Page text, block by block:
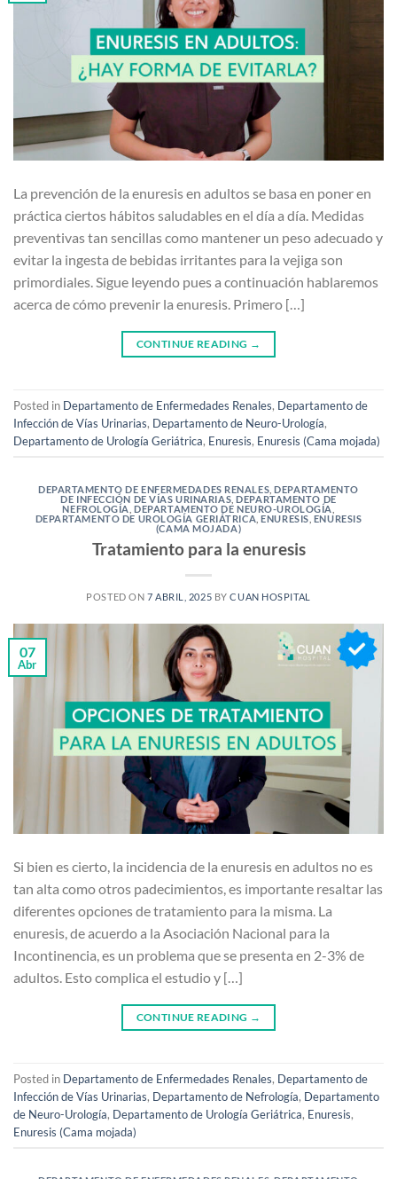
La prevención de la enuresis en adultos se basa en poner en
práctica ciertos hábitos saludables en el día a día. Medidas
preventivas tan sencillas como mantener un peso adecuado y
evitar la ingesta de bebidas irritantes para la vejiga son
primordiales. Sigue leyendo pues a continuación hablaremos
acerca de cómo prevenir la enuresis. Primero […]
CONTINUE READING →
Posted in Departamento de Enfermedades Renales, Departamento de
Infección de Vías Urinarias, Departamento de Neuro-Urología,
Departamento de Urología Geriátrica, Enuresis, Enuresis (Cama mojada)
DEPARTAMENTO DE ENFERMEDADES RENALES ,DEPARTAMENTO
DE INFECCIÓN DE VÍAS URINARIAS ,DEPARTAMENTO DE
NEFROLOGÍA ,DEPARTAMENTO DE NEURO-UROLOGÍA
DEPARTAMENTO DE UROLOGÍA GERIÁTRICA ,ENURESIS ENURESIS
(CAMA MOJADA)
Tratamiento para la enuresis
POSTED ON 7 ABRIL, 2025 BYCUAN HOSPITAL
07
Abr
Si bien es cierto, la incidencia de la enuresis en adultos no es
tan alta como otros padecimientos, es importante resaltar las
diferentes opciones de tratamiento para la misma. La
enuresis, de acuerdo a la Asociación Nacional para la
Incontinencia, es un problema que se presenta en 2-3% de
adultos. Esto complica el estudio y […]
CONTINUE READING →
Posted in Departamento de Enfermedades Renales, Departamento de
Infección de Vías Urinarias, Departamento de Nefrología, Departamento
de Neuro-Urología, Departamento de Urología Geriátrica, Enuresis,
Enuresis (Cama mojada)